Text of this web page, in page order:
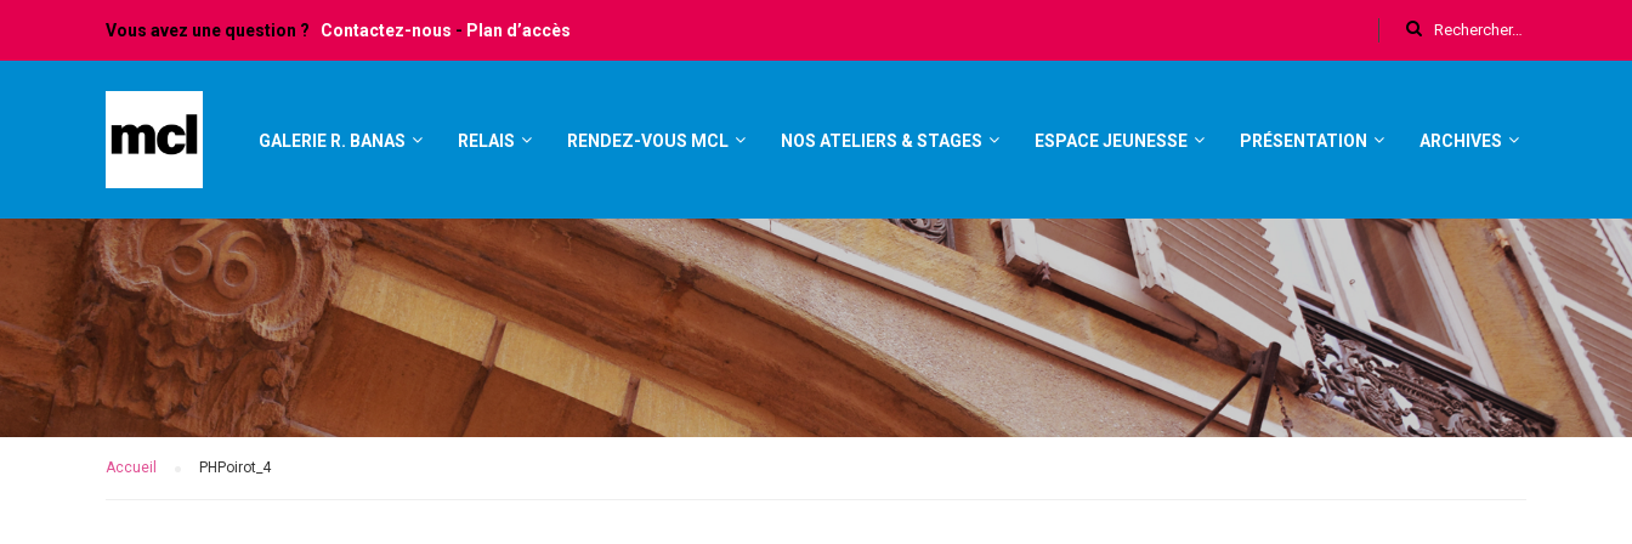
Vous avez une question ? Contactez-nous - Plan d’accès
GALERIE R. BANAS RELAIS RENDEZ-VOUS MCL NOS ATELIERS & STAGES ESPACE JEUNESSE PRÉSENTATION ARCHIVES
Accueil PHPoirot_4